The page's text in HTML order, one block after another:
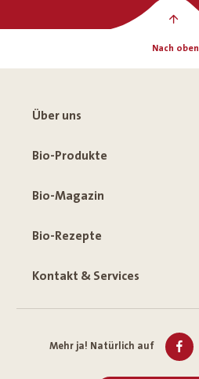
Nach oben
Über uns
Bio-Produkte
Bio-Magazin
Bio-Rezepte
Kontakt & Services
Mehr ja! Natürlich auf